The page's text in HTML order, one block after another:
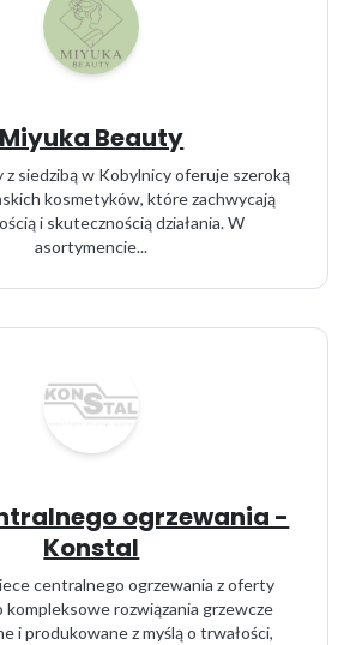
Miyuka Beauty
z siedzibą w Kobylnicy oferuje szeroką
kosmetyków, które zachwycają
i skutecznością działania. W
asortymencie...
ogrzewania -
Konstal
centralnego ogrzewania z oferty
rozwiązania grzewcze
i produkowane z myślą o trwałości,